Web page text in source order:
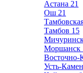
Астана 21
Ош 21
Тамбов 15
Моршанск
Восточно-
Усть-